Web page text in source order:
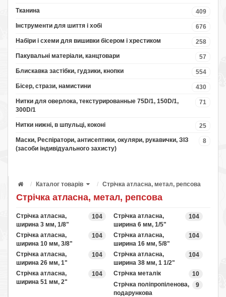
409
Тканина
676
Інструменти для шиття і хобі
258
Набіри і схеми для вишивки бісером і хрестиком
57
Пакувальні матеріали, канцтовари
554
Блискавка застібки, гудзики, кнопки
430
Бісер, стрази, намистини
71
Нитки для оверлока, текстурированные 75D/1, 150D/1,
300D/1
25
Нитки нижні, в шпульці, коконі
8
Маски, Респіратори, антисептики, окуляри, рукавички, ЗІЗ
(засоби індивідуального захисту)
Каталог товарів Стрічка атласна, метал, репсова
Стрічка атласна, метал, репсова
104
Стрічка атласна,
ширина 3 мм, 1/8"
104
Стрічка атласна,
ширина 6 мм, 1/5"
104
Стрічка атласна,
ширина 10 мм, 3/8"
104
Стрічка атласна,
ширина 16 мм, 5/8"
104
Стрічка атласна,
ширина 26 мм, 1"
104
Стрічка атласна,
ширина 38 мм, 1 1/2"
104
Стрічка атласна,
ширина 51 мм, 2"
10
Стрічка металік
9
Стрічка поліпропіленова,
подарункова